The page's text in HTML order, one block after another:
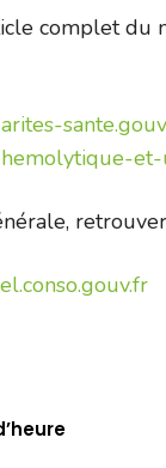
complet du